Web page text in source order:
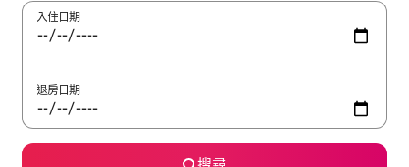
入住日期
退房日期